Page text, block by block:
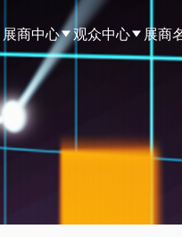
展商中心 观众中心 展商